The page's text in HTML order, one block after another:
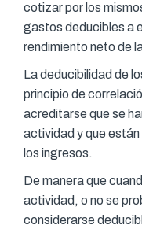
cotizar por los
gastos deducibles a
rendimiento neto de
La deducibilidad de
principio de
acreditarse que se
actividad y que
los ingresos.
De manera que
actividad, o no se
considerarse